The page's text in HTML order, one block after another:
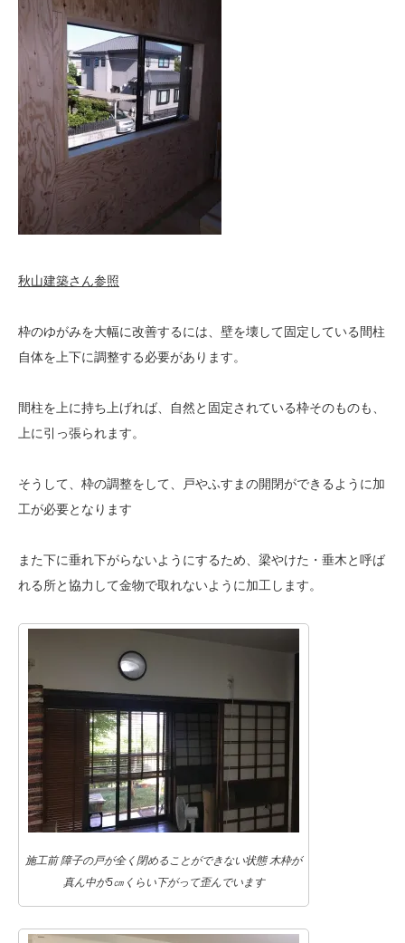
秋山建築さん参照
枠のゆがみを大幅に改善するには、壁を壊して固定している間柱
自体を上下に調整する必要があります。
間柱を上に持ち上げれば、自然と固定されている枠そのものも、
上に引っ張られます。
そうして、枠の調整をして、戸やふすまの開閉ができるように加
工が必要となります
また下に垂れ下がらないようにするため、梁やけた・垂木と呼ば
れる所と協力して金物で取れないように加工します。
施工前 障子の戸が全く閉めることができない状態 木枠が
真ん中が5㎝くらい下がって歪んでいます